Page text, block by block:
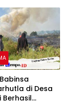
di Desa
Berhasil